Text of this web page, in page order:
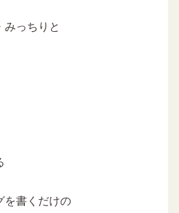
みっちりと
を書くだけの